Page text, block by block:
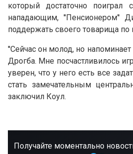
который достаточно
нападающим, ''Пенсионером''
поддержать своего товарища по
''Сейчас он молод, но
Дрогба. Мне посчастливилось
уверен, что у него есть все
стать замечательным
заключил Коул.
Получайте моментально